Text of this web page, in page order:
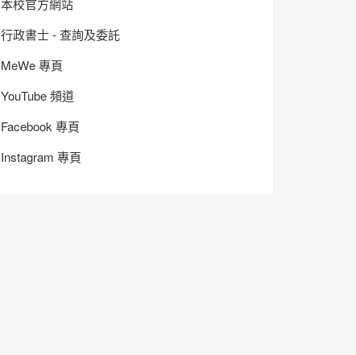
本校官方網站
行政書士 - 查詢及委託
MeWe 專頁
YouTube 頻道
Facebook 專頁
Instagram 專頁